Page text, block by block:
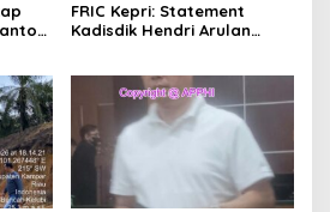
FRIC Kepri: Statement
Kadisdik Hendri Arulan